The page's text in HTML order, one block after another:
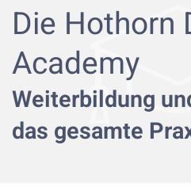
Die Hothorn
Academy
Weiterbildung
das gesamte